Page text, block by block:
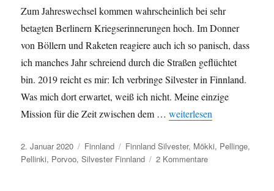
Zum Jahreswechsel kommen wahrscheinlich bei sehr
betagten Berlinern Kriegserinnerungen hoch. Im Donner
von Böllern und Raketen reagiere auch ich so panisch, dass
ich manches Jahr schreiend durch die Straßen geflüchtet
bin. 2019 reicht es mir: Ich verbringe Silvester in Finnland.
Was mich dort erwartet, weiß ich nicht. Meine einzige
Mission für die Zeit zwischen dem …„Silvester in Finnland
weiterlesen
Veröffentlicht
am
2. Januar 2020 Kategorien
Finnland Schlagwörter
Finnland Silvester, Mökki, Pellinge,
Pellinki, Porvoo,Silvester Finnland 2 Kommentare